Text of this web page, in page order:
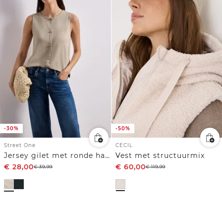
-30%
Street One
Jersey gilet met ronde hals
€ 28,00€39,99
-50%
CECIL
Vest met structuurmix
€ 60,00€119,99